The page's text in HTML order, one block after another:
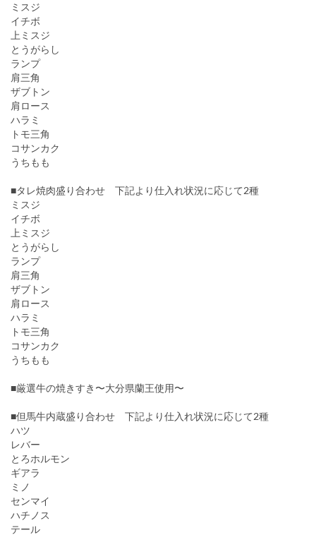
ミスジ
イチボ
上ミスジ
とうがらし
ランプ
肩三角
ザブトン
肩ロース
ハラミ
トモ三角
コサンカク
うちもも
■タレ焼肉盛り合わせ 下記より仕入れ状況に応じて2種
ミスジ
イチボ
上ミスジ
とうがらし
ランプ
肩三角
ザブトン
肩ロース
ハラミ
トモ三角
コサンカク
うちもも
■厳選牛の焼きすき〜大分県蘭王使用〜
■但馬牛内蔵盛り合わせ 下記より仕入れ状況に応じて2種
ハツ
レバー
とろホルモン
ギアラ
ミノ
センマイ
ハチノス
テール